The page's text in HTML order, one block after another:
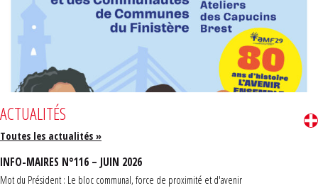
ACTUALITÉS
Toutes les actualités »
INFO-MAIRES N°116 – JUIN 2026
Mot du Président : Le bloc communal, force de proximité et d'avenir